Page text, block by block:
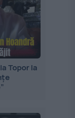
Topor la